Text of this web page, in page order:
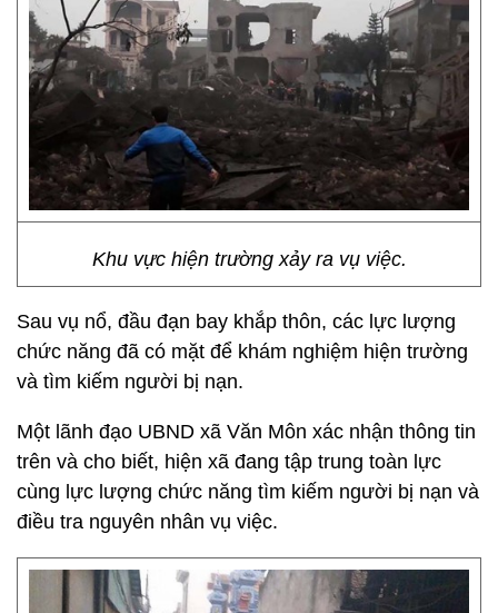
Khu vực hiện trường xảy ra vụ việc.
Sau vụ nổ, đầu đạn bay khắp thôn, các lực lượng
chức năng đã có mặt để khám nghiệm hiện trường
và tìm kiếm người bị nạn.
Một lãnh đạo UBND xã Văn Môn xác nhận thông tin
trên và cho biết, hiện xã đang tập trung toàn lực
cùng lực lượng chức năng tìm kiếm người bị nạn và
điều tra nguyên nhân vụ việc.